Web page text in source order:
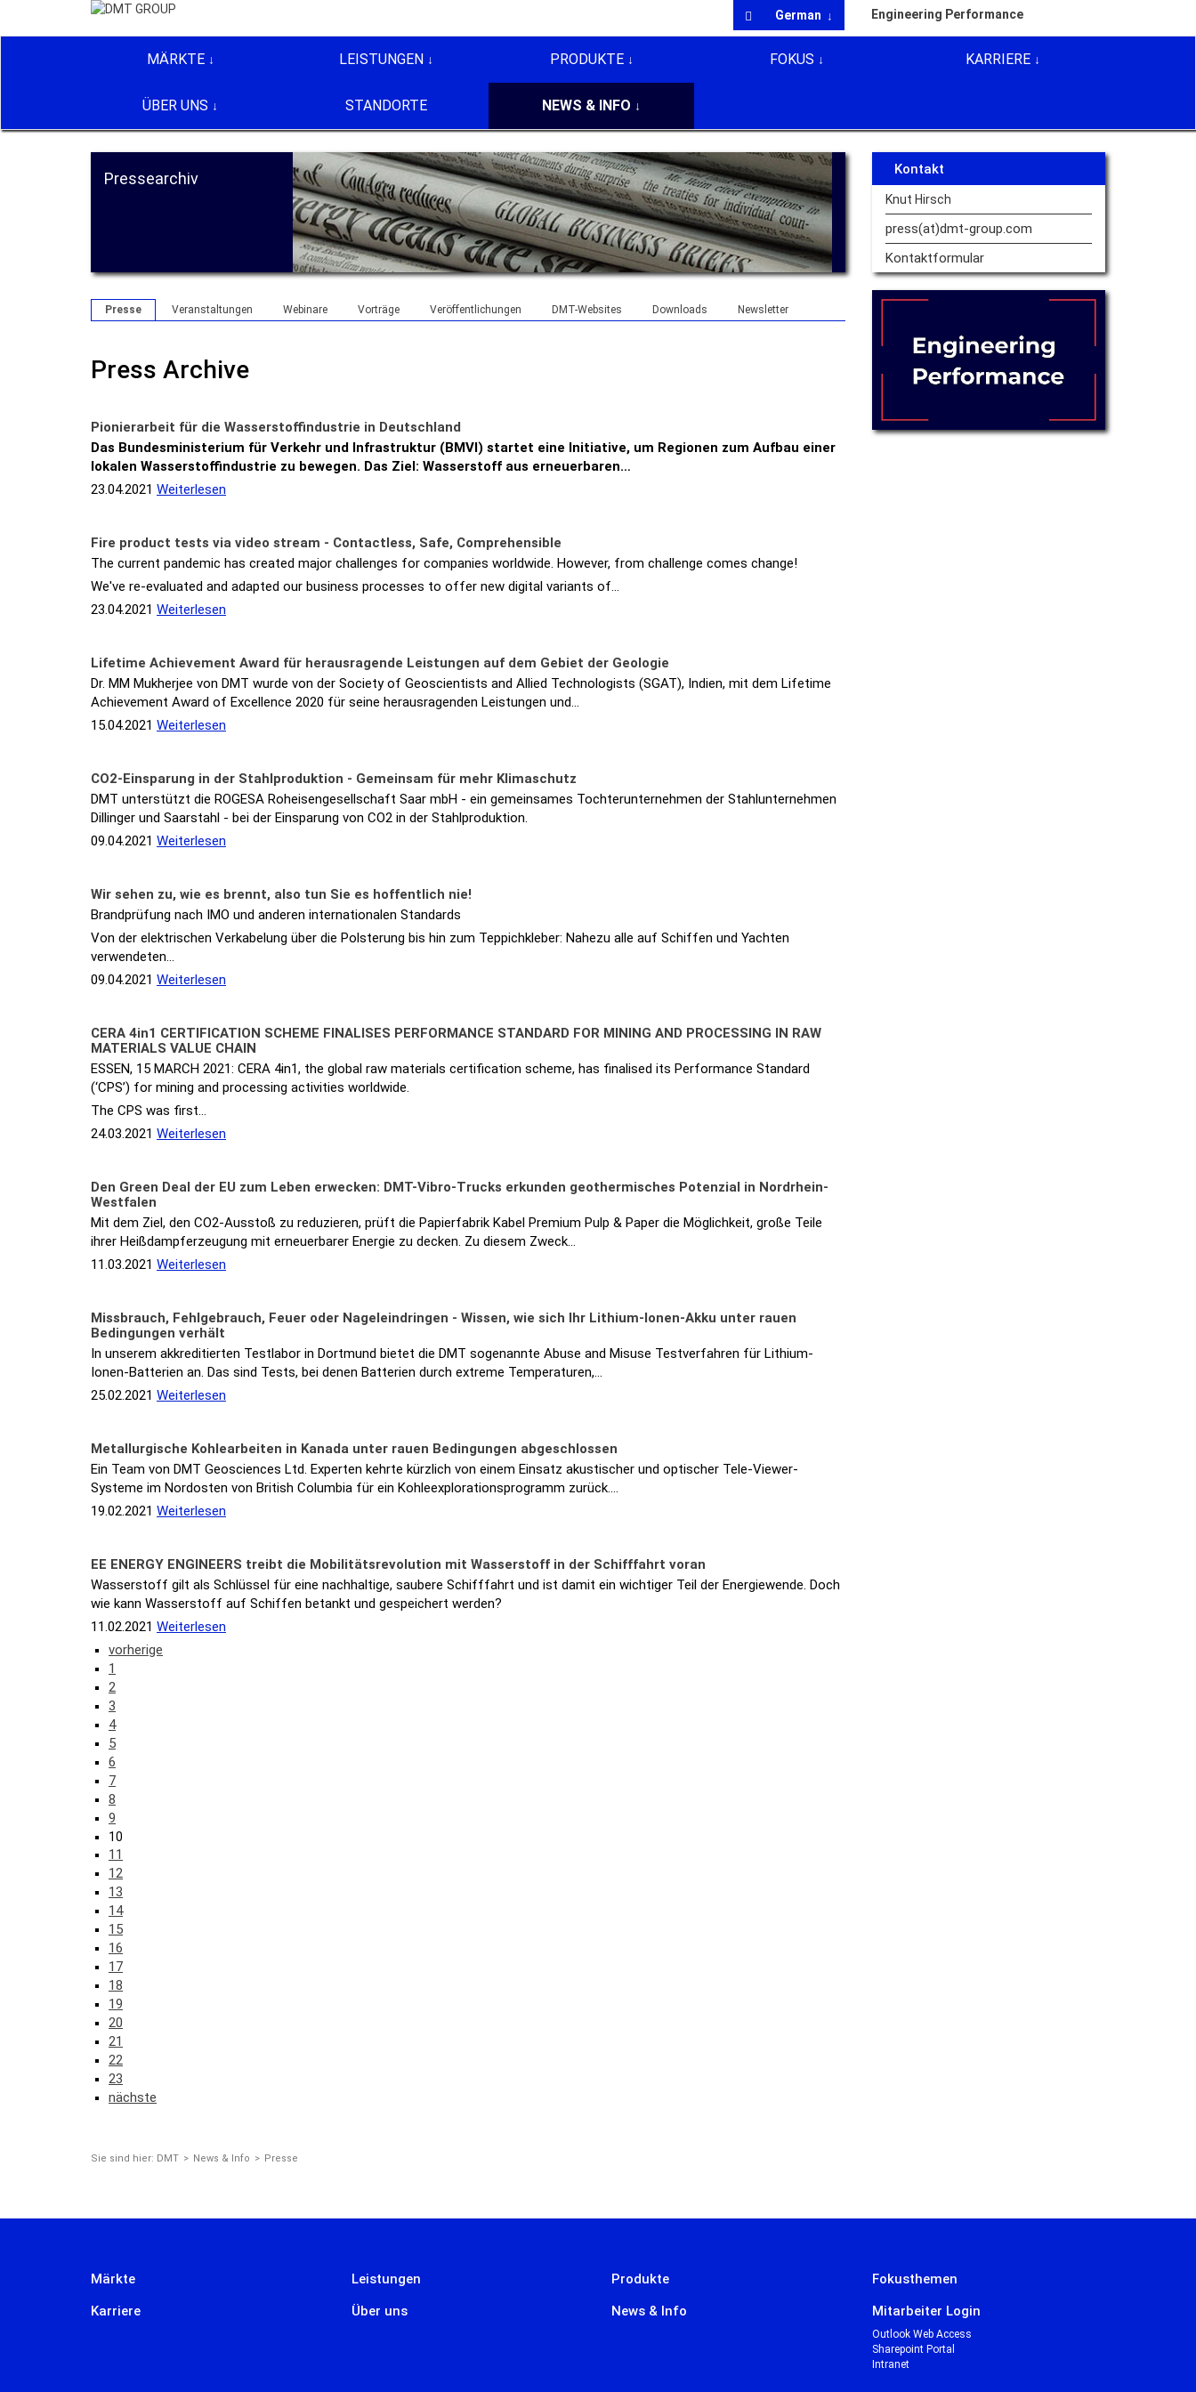
German Engineering Performance
MÄRKTE LEISTUNGEN PRODUKTE FOKUS KARRIERE
ÜBER UNS STANDORTE NEWS & INFO
Pressearchiv
Presse Veranstaltungen Webinare Vorträge Veröffentlichungen DMT-Websites Downloads Newsletter
Press Archive
Pionierarbeit für die Wasserstoffindustrie in Deutschland
Das Bundesministerium für Verkehr und Infrastruktur (BMVI) startet eine Initiative, um Regionen zum Aufbau einer
lokalen Wasserstoffindustrie zu bewegen. Das Ziel: Wasserstoff aus erneuerbaren…
23.04.2021 Weiterlesen
Fire product tests via video stream - Contactless, Safe, Comprehensible
The current pandemic has created major challenges for companies worldwide. However, from challenge comes change!
We've re-evaluated and adapted our business processes to offer new digital variants of…
23.04.2021 Weiterlesen
Lifetime Achievement Award für herausragende Leistungen auf dem Gebiet der Geologie
Dr. MM Mukherjee von DMT wurde von der Society of Geoscientists and Allied Technologists (SGAT), Indien, mit dem Lifetime
Achievement Award of Excellence 2020 für seine herausragenden Leistungen und…
15.04.2021 Weiterlesen
CO2-Einsparung in der Stahlproduktion - Gemeinsam für mehr Klimaschutz
DMT unterstützt die ROGESA Roheisengesellschaft Saar mbH - ein gemeinsames Tochterunternehmen der Stahlunternehmen
Dillinger und Saarstahl - bei der Einsparung von CO2 in der Stahlproduktion.
09.04.2021 Weiterlesen
Wir sehen zu, wie es brennt, also tun Sie es hoffentlich nie!
Brandprüfung nach IMO und anderen internationalen Standards
Von der elektrischen Verkabelung über die Polsterung bis hin zum Teppichkleber: Nahezu alle auf Schiffen und Yachten
verwendeten…
09.04.2021 Weiterlesen
CERA 4in1 CERTIFICATION SCHEME FINALISES PERFORMANCE STANDARD FOR MINING AND PROCESSING IN RAW
MATERIALS VALUE CHAIN
ESSEN, 15 MARCH 2021: CERA 4in1, the global raw materials certification scheme, has finalised its Performance Standard
(‘CPS’) for mining and processing activities worldwide.
The CPS was first…
24.03.2021 Weiterlesen
Den Green Deal der EU zum Leben erwecken: DMT-Vibro-Trucks erkunden geothermisches Potenzial in Nordrhein-
Westfalen
Mit dem Ziel, den CO2-Ausstoß zu reduzieren, prüft die Papierfabrik Kabel Premium Pulp & Paper die Möglichkeit, große Teile
ihrer Heißdampferzeugung mit erneuerbarer Energie zu decken. Zu diesem Zweck…
11.03.2021 Weiterlesen
Missbrauch, Fehlgebrauch, Feuer oder Nageleindringen - Wissen, wie sich Ihr Lithium-Ionen-Akku unter rauen
Bedingungen verhält
In unserem akkreditierten Testlabor in Dortmund bietet die DMT sogenannte Abuse and Misuse Testverfahren für Lithium-
Ionen-Batterien an. Das sind Tests, bei denen Batterien durch extreme Temperaturen,…
25.02.2021 Weiterlesen
Metallurgische Kohlearbeiten in Kanada unter rauen Bedingungen abgeschlossen
Ein Team von DMT Geosciences Ltd. Experten kehrte kürzlich von einem Einsatz akustischer und optischer Tele-Viewer-
Systeme im Nordosten von British Columbia für ein Kohleexplorationsprogramm zurück.…
19.02.2021 Weiterlesen
EE ENERGY ENGINEERS treibt die Mobilitätsrevolution mit Wasserstoff in der Schifffahrt voran
Wasserstoff gilt als Schlüssel für eine nachhaltige, saubere Schifffahrt und ist damit ein wichtiger Teil der Energiewende. Doch
wie kann Wasserstoff auf Schiffen betankt und gespeichert werden?
11.02.2021 Weiterlesen
vorherige
1
2
3
4
5
6
7
8
9
10
11
12
13
14
15
16
17
18
19
20
21
22
23
nächste
Kontakt
Knut Hirsch
press(at)dmt-group.com
Kontaktformular
Sie sind hier: DMT News & Info Presse
Märkte Leistungen Produkte
Fokusthemen
Karriere
Über uns News & Info Mitarbeiter Login
Outlook Web Access
Sharepoint Portal
Intranet